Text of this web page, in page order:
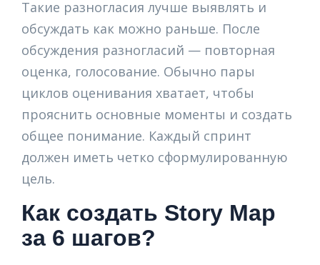
Такие разногласия лучше выявлять и
обсуждать как можно раньше. После
обсуждения разногласий — повторная
оценка, голосование. Обычно пары
циклов оценивания хватает, чтобы
прояснить основные моменты и создать
общее понимание. Каждый спринт
должен иметь четко сформулированную
цель.
Как создать Story Map
за 6 шагов?